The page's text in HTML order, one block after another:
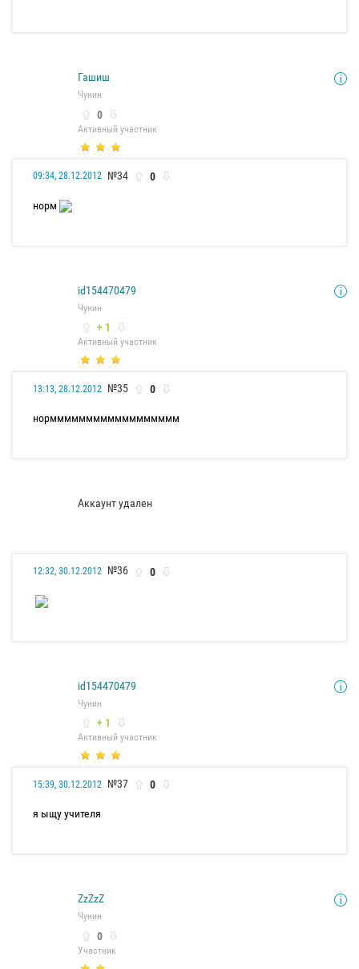
Гашиш
Чунин
0
Активный участник
09:34, 28.12.2012 №34 0
норм
id154470479
Чунин
+ 1
Активный участник
13:13, 28.12.2012 №35 0
нормммммммммммммммммм
Аккаунт удален
12:32, 30.12.2012 №36 0
id154470479
Чунин
+ 1
Активный участник
15:39, 30.12.2012 №37 0
я ыщу учителя
ZzZzZ
Чунин
0
Участник